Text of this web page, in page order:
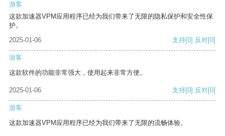
游客
这款加速器VPM应用程序已经为我们带来了无限的隐私保护和安全性保
护。
2025-01-06
支持[0] 反对[0]
游客
这款软件的功能非常强大，使用起来非常方便。
2025-01-06 支持[0] 反对[0]
游客
这款加速器VPM应用程序已经为我们带来了无限的流畅体验。